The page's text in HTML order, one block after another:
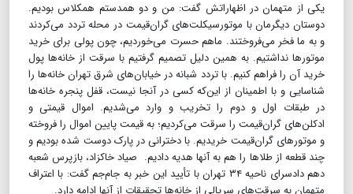
یکی از متهمان در اظهاراتش گفت‌: من و دو همدستم همکلاس بودیم.
دوستان دیگرمان با موتورسیکلت‌های گران‌قیمت در محله تردد می‌کردند
و به ما فخر می‌فروختند. ماهم حسرت می‌خوردیم، چون پولی برای خرید
موتورها نداشتیم. به همین دلیل تصمیم گرفتیم با سرقت از خانه‌ها پول
خرید آن را فراهم کنیم. با تردد شبانه در خیابان‌های شرق تهران خانه‌ها را
شناسایی و با اطمینان از این‌که کسی در آنجا نیست، قفل پنجره خانه‌ها
در طبقات اول و دوم را تخریب و وارد می‌شدیم. اموال قیمتی و
ادکلن‌های گران‌قیمت را سرقت می‌کردیم؛ به قیمت پایین اموال را فروخته
و موتورهای گران‌قیمت خریدیم. با دخترانی در پارک دوست شده بودیم و
چند قطعه از طلاها را هم به آنها هدیه دادیم. صیاد خاکزاد، بازپرس شعبه
دهم دادسرای ناحیه ۳۴ تهران با تأیید این خبر به جام‌جم گفت‌: با اعتراف
متهمان به سرقت‌های سریالی از خانه‌ها تحقیقات از آنها ادامه دارد.